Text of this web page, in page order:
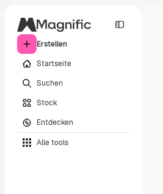
Erstellen
Startseite
Suchen
Stock
Entdecken
Alle tools